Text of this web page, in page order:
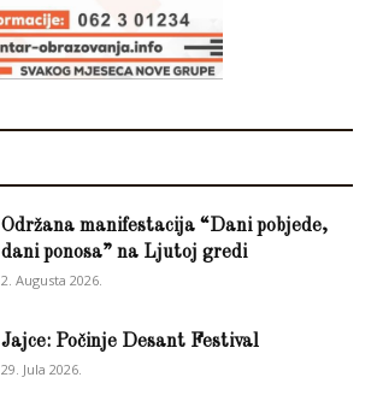
Održana manifestacija “Dani pobjede,
dani ponosa” na Ljutoj gredi
2. Augusta 2026.
Jajce: Počinje Desant Festival
29. Jula 2026.